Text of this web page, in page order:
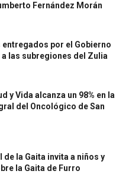
Fernández Morán
por el Gobierno
las subregiones del Zulia
y Vida alcanza un 98% en la
del Oncológico de San
de la Gaita invita a niños y
la Gaita de Furro